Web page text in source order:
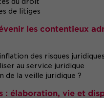
de litiges
les contentieux
des risques juridiques
au service juridique
de la veille juridique ?
: élaboration, vie et